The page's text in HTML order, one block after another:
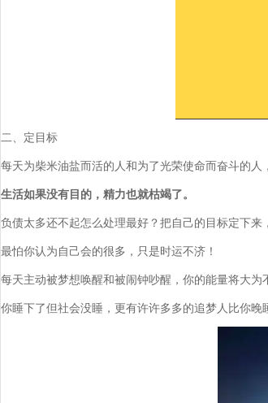
二、定目标
每天为柴米油盐而活的人和为了光荣使命而奋斗的人
生活如果没有目的，精力也就枯竭了。
负债太多还不起怎么处理最好？把自己的目标定下来
最怕你认为自己会的很多，只是时运不济！
每天主动被梦想唤醒和被闹钟吵醒，你的能量将大为
你睡下了但社会没睡，更有许许多多的追梦人比你晚